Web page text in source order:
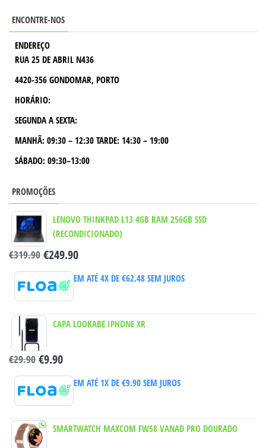
ENCONTRE-NOS
ENDEREÇO
RUA 25 DE ABRIL N436
4420-356 GONDOMAR, PORTO
HORÁRIO:
SEGUNDA A SEXTA:
MANHÃ: 09:30 – 12:30 TARDE: 14:30 – 19:00
SÁBADO: 09:30–13:00
PROMOÇÕES
LENOVO THINKPAD L13 4GB RAM 256GB SSD
(RECONDICIONADO)
€319.90 €249.90
EM ATÉ 4X DE €62.48SEM JUROS
CAPA LOOKABE IPHONE XR
€29.90 €9.90
EM ATÉ 1X DE €9.90SEM JUROS
SMARTWATCH MAXCOM FW58 VANAD PRO DOURADO